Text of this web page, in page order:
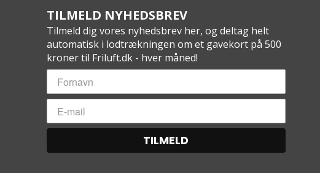
TILMELD NYHEDSBREV
Tilmeld dig vores nyhedsbrev her, og deltag helt
automatisk i lodtrækningen om et gavekort på 500
kroner til Friluft.dk - hver måned!
TILMELD